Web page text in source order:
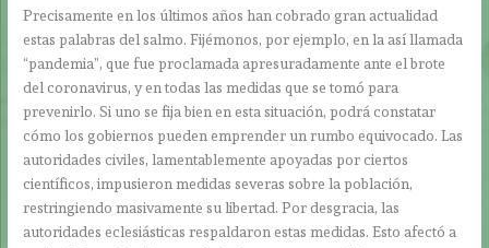
Precisamente en los últimos años han cobrado gran actualidad
estas palabras del salmo. Fijémonos, por ejemplo, en la así llamada
“pandemia”, que fue proclamada apresuradamente ante el brote
del coronavirus, y en todas las medidas que se tomó para
prevenirlo. Si uno se fija bien en esta situación, podrá constatar
cómo los gobiernos pueden emprender un rumbo equivocado. Las
autoridades civiles, lamentablemente apoyadas por ciertos
científicos, impusieron medidas severas sobre la población,
restringiendo masivamente su libertad. Por desgracia, las
autoridades eclesiásticas respaldaron estas medidas. Esto afectó a